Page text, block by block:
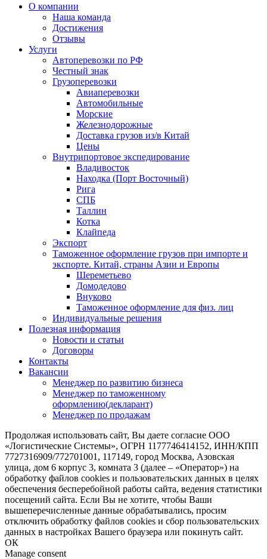
О компании
Наша команда
Достижения
Отзывы
Услуги
Автоперевозки по РФ
Честный знак
Грузоперевозки
Авиаперевозки
Автомобильные
Морские
Железнодорожные
Доставка грузов из/в Китай
Цены
Внутрипортовое экспедирование
Владивосток
Находка (Порт Восточный)
Рига
СПБ
Таллин
Котка
Клайпеда
Экспорт
Таможенное оформление грузов при импорте и
экспорте. Китай, страны Азии и Европы
Шереметьево
Домодедово
Внуково
Таможенное оформление для физ. лиц
Индивидуальные решения
Полезная информация
Новости и статьи
Договоры
Контакты
Вакансии
Менеджер по развитию бизнеса
Менеджер по таможенному
оформлению(декларант)
Менеджер по продажам
Продолжая использовать сайт, Вы даете согласие ООО
«Логистические Системы», ОГРН 1177746414152, ИНН/КПП
7727316909/772701001, 117149, город Москва, Азовская
улица, дом 6 корпус 3, комната 3 (далее – «Оператор») на
обработку файлов cookies и пользовательских данных в целях
обеспечения бесперебойной работы сайта, ведения статистики
посещений сайта. Если Вы не хотите, чтобы Ваши
вышеперечисленные данные обрабатывались, просим
отключить обработку файлов cookies и сбор пользовательских
данных в настройках Вашего браузера или покинуть сайт.
ОК
Manage consent